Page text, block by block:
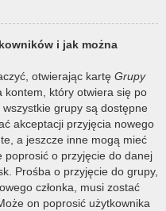
i jak można
otwierając kartę Grupy
kontem, który otwiera się po
wszystkie grupy są dostępne
akceptacji przyjęcia nowego
a jeszcze inne mogą mieć
poprosić o przyjęcie do danej
Prośba o przyjęcie do grupy,
członka, musi zostać
on poprosić użytkownika